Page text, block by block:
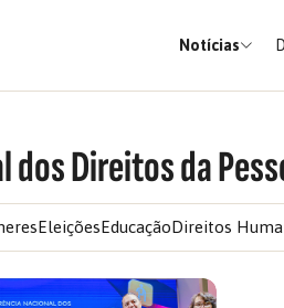
Notícias
Direitos da
EleiçõesEducaçãoDireitos